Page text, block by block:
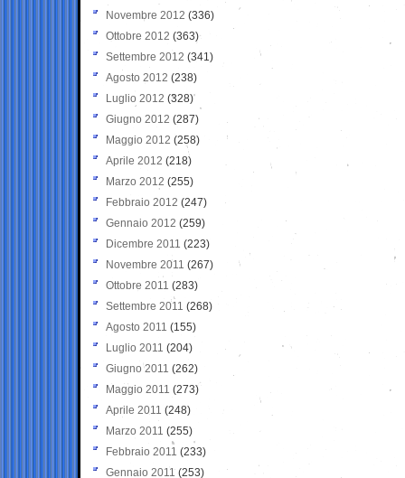
Novembre 2012 (336)
Ottobre 2012 (363)
Settembre 2012 (341)
Agosto 2012 (238)
Luglio 2012 (328)
Giugno 2012 (287)
Maggio 2012 (258)
Aprile 2012 (218)
Marzo 2012 (255)
Febbraio 2012 (247)
Gennaio 2012 (259)
Dicembre 2011 (223)
Novembre 2011 (267)
Ottobre 2011 (283)
Settembre 2011 (268)
Agosto 2011 (155)
Luglio 2011 (204)
Giugno 2011 (262)
Maggio 2011 (273)
Aprile 2011 (248)
Marzo 2011 (255)
Febbraio 2011 (233)
Gennaio 2011 (253)